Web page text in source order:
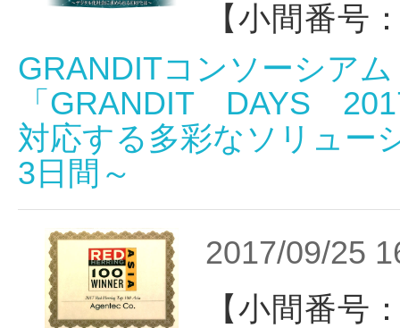
【小間番号
GRANDITコンソーシア
「GRANDIT DAYS
対応する多彩なソリュー
3日間～
2017/09/25
【小間番号